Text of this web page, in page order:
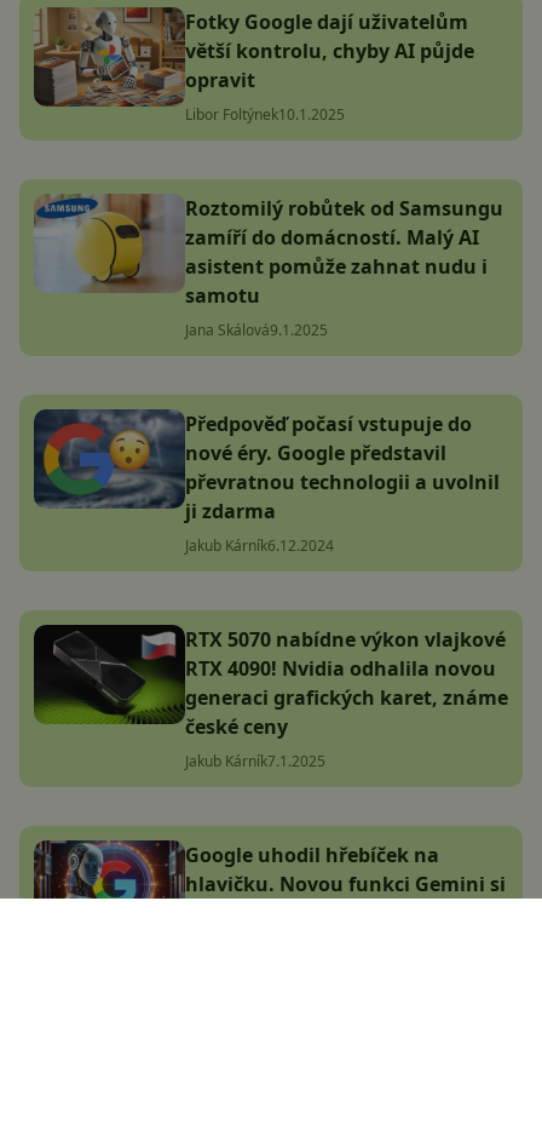
Fotky Google dají uživatelům
větší kontrolu, chyby AI půjde
opravit
Libor Foltýnek10.1.2025
Roztomilý robůtek od Samsungu
zamíří do domácností. Malý AI
asistent pomůže zahnat nudu i
samotu
Jana Skálová9.1.2025
Předpověď počasí vstupuje do
nové éry. Google představil
převratnou technologii a uvolnil
ji zdarma
Jakub Kárník6.12.2024
RTX 5070 nabídne výkon vlajkové
RTX 4090! Nvidia odhalila novou
generaci grafických karet, známe
české ceny
Jakub Kárník7.1.2025
Google uhodil hřebíček na
hlavičku. Novou funkci Gemini si